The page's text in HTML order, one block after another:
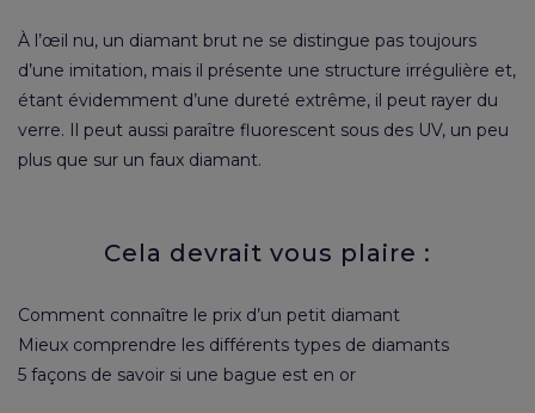
À l’œil nu, un diamant brut ne se distingue pas toujours
d’une imitation, mais il présente une structure irrégulière et,
étant évidemment d’une dureté extrême, il peut rayer du
verre. Il peut aussi paraître fluorescent sous des UV, un peu
plus que sur un faux diamant.
Cela devrait vous plaire :
Comment connaître le prix d’un petit diamant
Mieux comprendre les différents types de diamants
5 façons de savoir si une bague est en or